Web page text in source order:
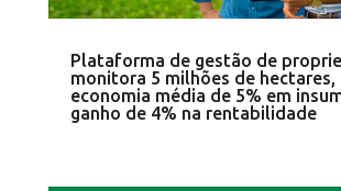
Plataforma de gestão de
monitora 5 milhões de hectares,
economia média de 5% em
ganho de 4% na rentabilidade